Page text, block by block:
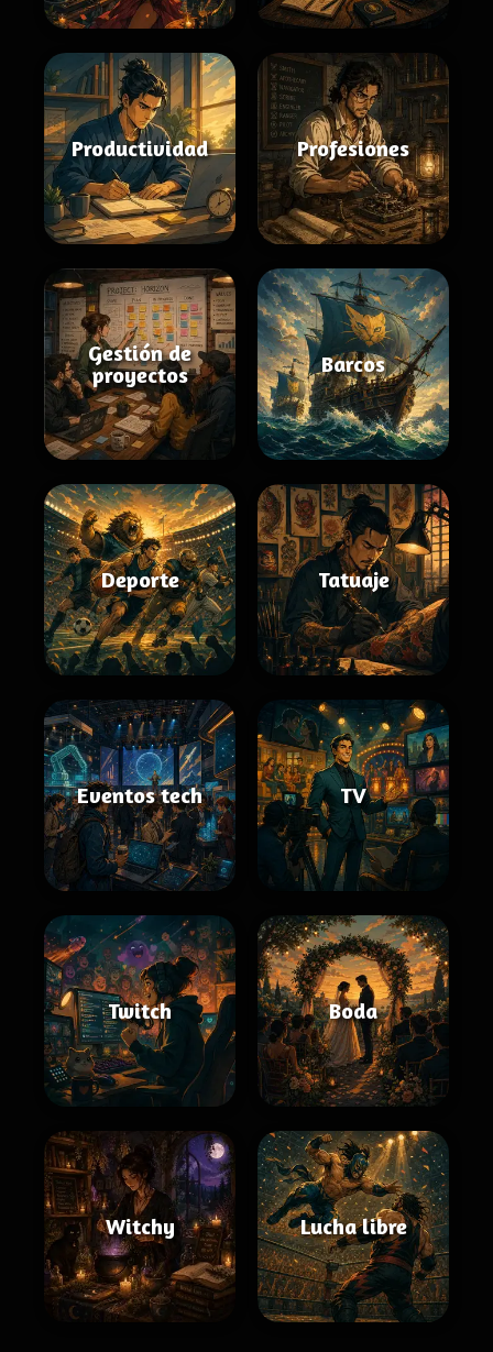
Productividad Profesiones
Gestión de
proyectos
Barcos
Deporte Tatuaje
Eventos tech TV
Twitch Boda
Witchy Lucha libre